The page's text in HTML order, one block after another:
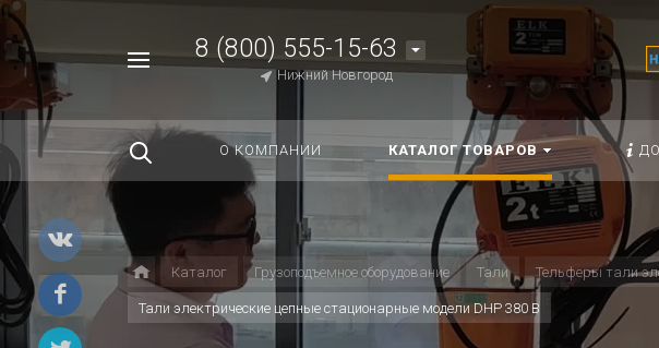
Например,
Строп
8 (800) 555-15-63
Нижний Новгород
О КОМПАНИИ КАТАЛОГ ТОВАРОВ
Каталог Грузоподъемное оборудование Тали Тельферы тали
Тали электрические цепные стационарные модели DHP 380 В